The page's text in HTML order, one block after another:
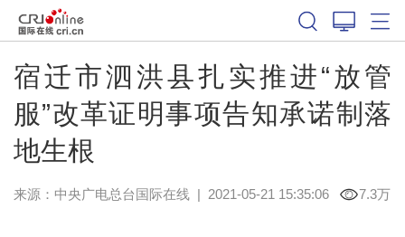
宿迁市泗洪县扎实推进“放管
服”改革证明事项告知承诺制落
地生根
来源： 中央广电总台国际在线| 2021-05-21 15:35:06 7.3万